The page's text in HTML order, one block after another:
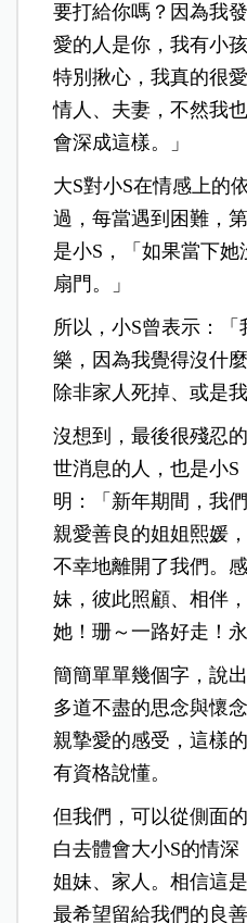
要打給你嗎？因為我
愛的人是你，我有小
特別揪心，我真的很
情人、夫妻，不然我
會深成這樣。」
大S對小S在情感上的
過，每當遇到困難，
是小S，「如果當下
扇門。」
所以，小S曾表示：
樂，因為我覺得沒什
除非家人死掉、或是
沒想到，最後很殘忍
世消息的人，也是小
明：「新年期間，我
親愛善良的姐姐熙媛
不幸地離開了我們。
妹，彼此照顧、相伴
她！珊～一路好走！永
簡簡單單幾個字，說
多道不盡的思念與懷
親摯愛的感受，這樣
有資格說懂。
但我們，可以從側面
白去體會大小S的情
姐妹、家人。相信這
最希望留給我們的良善